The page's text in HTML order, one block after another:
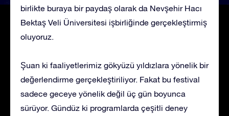
birlikte buraya bir paydaş olarak da Nevşehir Hacı
Bektaş Veli Üniversitesi işbirliğinde gerçekleştirmiş
oluyoruz.
Şuan ki faaliyetlerimiz gökyüzü yıldızlara yönelik bir
değerlendirme gerçekleştiriliyor. Fakat bu festival
sadece geceye yönelik değil üç gün boyunca
sürüyor. Gündüz ki programlarda çeşitli deney